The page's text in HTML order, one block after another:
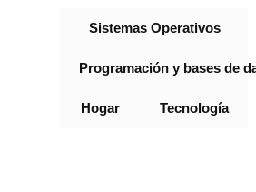
Sistemas Operativos
Programación y bases de
Hogar Tecnología